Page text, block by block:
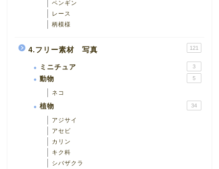
ペンギン
レース
柄模様
4.フリー素材 写真 121
ミニチュア 3
動物 5
ネコ
植物 34
アジサイ
アセビ
カリン
キク科
シバザクラ